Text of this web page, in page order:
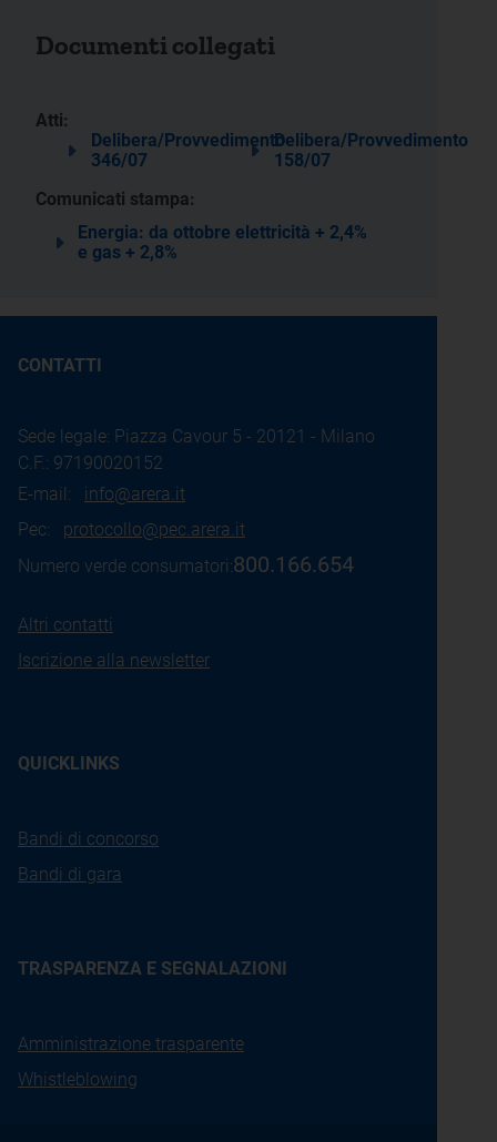
Documenti collegati
Atti:
Delibera/Provvedimento
346/07
Delibera/Provvedimento
158/07
Comunicati stampa:
Energia: da ottobre elettricità + 2,4%
e gas + 2,8%
CONTATTI
Sede legale: Piazza Cavour 5 - 20121 - Milano
C.F.: 97190020152
E-mail: info@arera.it
Pec: protocollo@pec.arera.it
Numero verde consumatori:800.166.654
Altri contatti
Iscrizione alla newsletter
QUICKLINKS
Bandi di concorso
Bandi di gara
TRASPARENZA E SEGNALAZIONI
Amministrazione trasparente
Whistleblowing